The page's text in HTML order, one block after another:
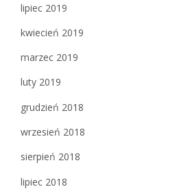
lipiec 2019
kwiecień 2019
marzec 2019
luty 2019
grudzień 2018
wrzesień 2018
sierpień 2018
lipiec 2018